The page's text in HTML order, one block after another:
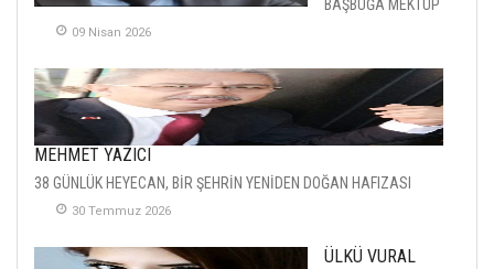
BAŞBUĞA MEKTUP
09 Nisan 2026
MEHMET YAZICI
38 GÜNLÜK HEYECAN, BİR ŞEHRİN YENİDEN DOĞAN HAFIZASI
30 Temmuz 2026
ÜLKÜ VURAL